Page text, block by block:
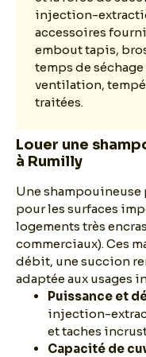
injection-
accessoires
embout tapis,
temps de séchage
ventilation,
traitées.
Louer une
à Rumilly
Une
pour les surfaces
logements très
commerciaux). Ces
débit, une succion
adaptée aux usages
Puissance et
injection-
et taches
Capacité de